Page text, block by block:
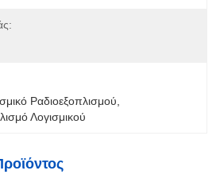
Ραδιοεξοπλισμού
Λογισμικού